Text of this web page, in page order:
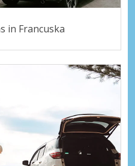
in Francuska